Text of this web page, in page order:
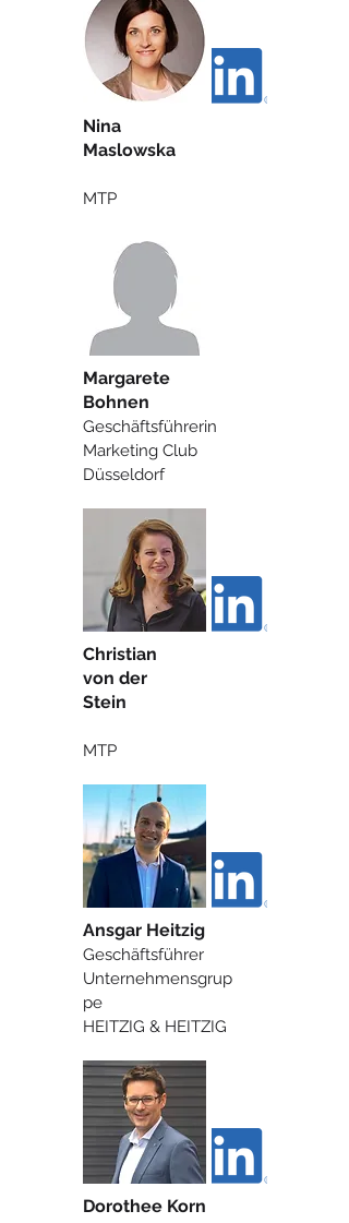
Nina
Maslowska
MTP
Margarete
Bohnen
Geschäftsführerin
Marketing Club
Düsseldorf
Christian
von der
Stein
MTP
Ansgar Heitzig
Geschäftsführer
Unternehmensgrup
pe
HEITZIG & HEITZIG
Dorothee Korn